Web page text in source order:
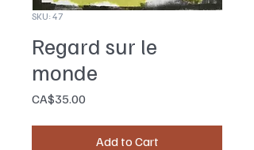
SKU: 47
Regard sur le
monde
CA$35.00
Add to Cart